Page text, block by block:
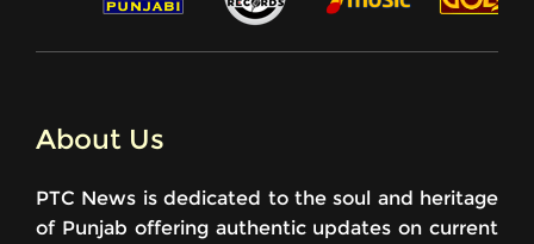
About Us
PTC News is dedicated to the soul and heritage
of Punjab offering authentic updates on current